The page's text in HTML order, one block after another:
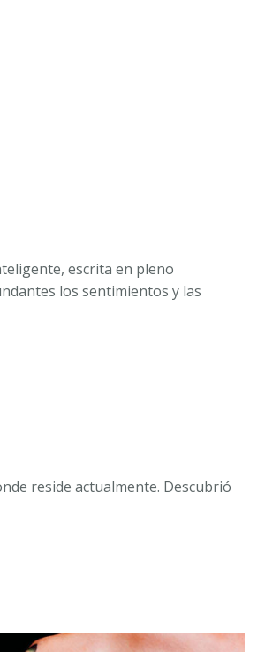
escrita en pleno
los sentimientos y las
reside actualmente. Descubrió